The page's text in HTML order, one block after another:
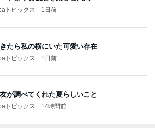
トピックス 1日前
たら私の横にいた可愛い存在
トピックス 1日前
が調べてくれた夏らしいこと
トピックス 14時間前